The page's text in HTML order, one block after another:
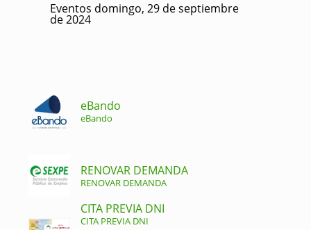
Eventos domingo, 29 de septiembre
de 2024
eBando
eBando
RENOVAR DEMANDA
RENOVAR DEMANDA
CITA PREVIA DNI
CITA PREVIA DNI